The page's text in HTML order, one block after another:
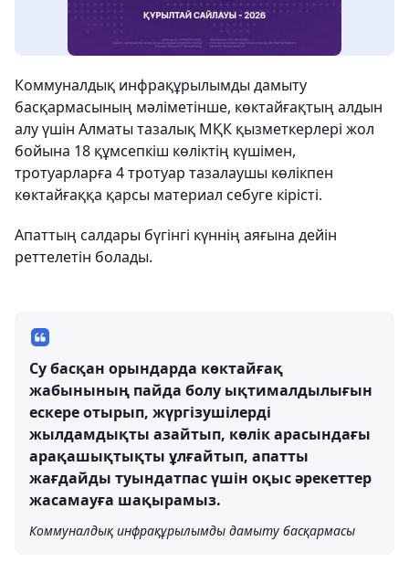
Коммуналдық инфрақұрылымды дамыту
басқармасының мәліметінше, көктайғақтың алдын
алу үшін Алматы тазалық МҚК қызметкерлері жол
бойына 18 құмсепкіш көліктің күшімен,
тротуарларға 4 тротуар тазалаушы көлікпен
көктайғаққа қарсы материал себуге кірісті.
Апаттың салдары бүгінгі күннің аяғына дейін
реттелетін болады.
Су басқан орындарда көктайғақ
жабынының пайда болу ықтималдылығын
ескере отырып, жүргізушілерді
жылдамдықты азайтып, көлік арасындағы
арақашықтықты ұлғайтып, апатты
жағдайды туындатпас үшін оқыс әрекеттер
жасамауға шақырамыз.
Коммуналдық инфрақұрылымды дамыту басқармасы